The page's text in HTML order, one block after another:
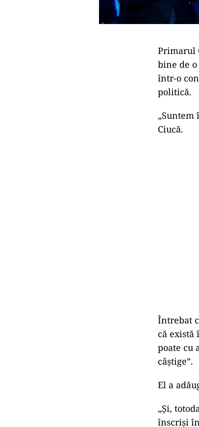
Primarul
bine de
într-o
politică.
„Suntem
Ciucă.
Întrebat
că
poate cu
câştige”.
El a
„Şi,
înscrişi